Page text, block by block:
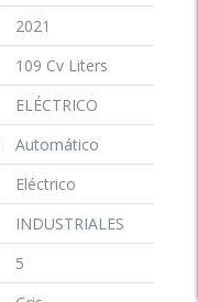
2021
109 Cv Liters
ELÉCTRICO
Automático
Eléctrico
INDUSTRIALES
5